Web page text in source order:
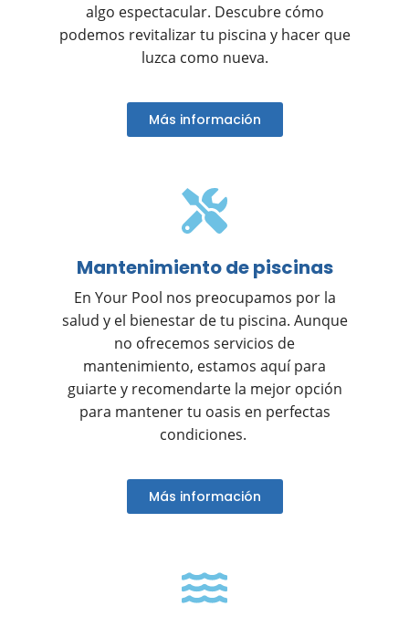
algo espectacular. Descubre cómo
podemos revitalizar tu piscina y hacer que
luzca como nueva.
Más información
Mantenimiento de piscinas
En Your Pool nos preocupamos por la
salud y el bienestar de tu piscina. Aunque
no ofrecemos servicios de
mantenimiento, estamos aquí para
guiarte y recomendarte la mejor opción
para mantener tu oasis en perfectas
condiciones.
Más información